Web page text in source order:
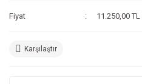
Fiyat 11.250,00 TL
Karşılaştır